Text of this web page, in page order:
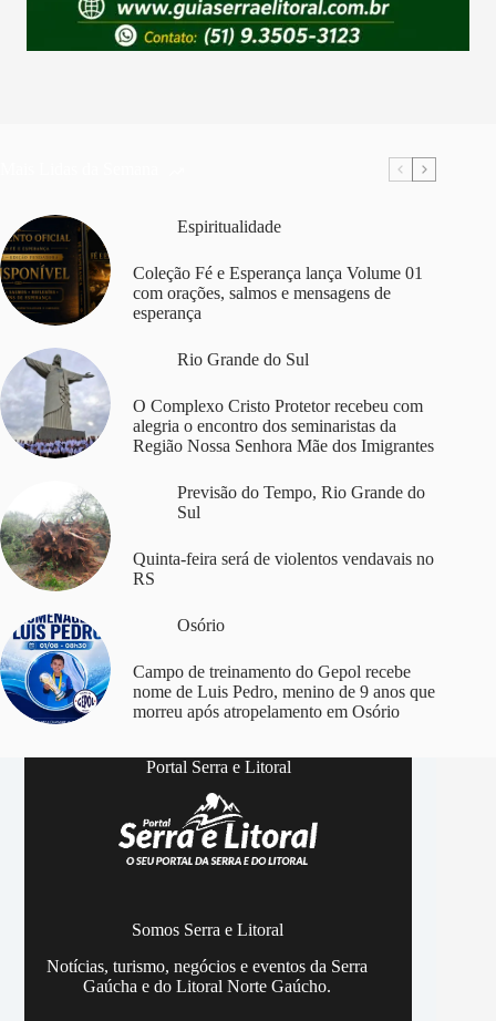
Espiritualidade
Coleção Fé e Esperança lança Volume 01
com orações, salmos e mensagens de
esperança
Rio Grande do Sul
O Complexo Cristo Protetor recebeu com
alegria o encontro dos seminaristas da
Região Nossa Senhora Mãe dos Imigrantes
Previsão do Tempo, Rio Grande do
Sul
Quinta-feira será de violentos vendavais no
RS
Osório
Campo de treinamento do Gepol recebe
nome de Luis Pedro, menino de 9 anos que
morreu após atropelamento em Osório
Portal Serra e Litoral
Somos Serra e Litoral
Notícias, turismo, negócios e eventos da Serra
Gaúcha e do Litoral Norte Gaúcho.